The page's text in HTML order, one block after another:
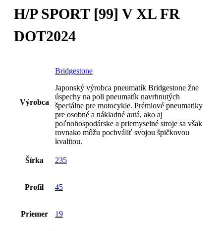
H/P SPORT [99] V XL FR
DOT2024
Výrobca
Bridgestone
Japonský výrobca pneumatík Bridgestone žne
úspechy na poli pneumatík navrhnutých
špeciálne pre motocykle. Prémiové pneumatiky
pre osobné a nákladné autá, ako aj
poľnohospodárske a priemyselné stroje sa však
rovnako môžu pochváliť svojou špičkovou
kvalitou.
Šírka 235
Profil 45
Priemer 19